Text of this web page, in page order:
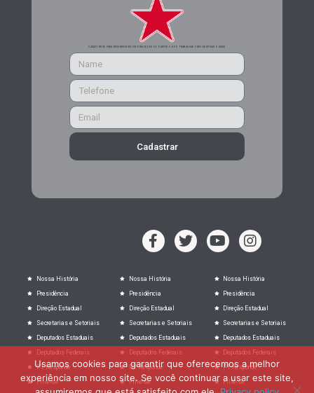
CADASTRE-SE PARA RECEBER MAIS INFORMAÇÕES DO PARTIDO DOS TRABALHADORES DE MINAS GERAIS
Cadastrar
Nossa História
Presidência
Direção Estadual
Secretarias e Setoriais
Deputados Estaduais
Deputados Federais
PT Responde
Filie-se
Nossa História
Presidência
Direção Estadual
Secretarias e Setoriais
Deputados Estaduais
Deputados Federais
PT Responde
Filie-se
Nossa História
Presidência
Direção Estadual
Secretarias e Setoriais
Deputados Estaduais
Deputados Federais
PT Responde
Filie-se
Usamos cookies para garantir que oferecemos a melhor
experiência em nosso site. Se você continuar a usar este site,